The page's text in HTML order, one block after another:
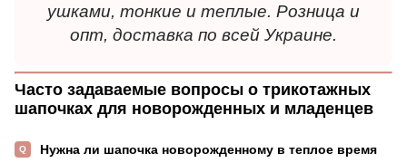
ушками, тонкие и теплые. Розница и
опт, доставка по всей Украине.
Часто задаваемые вопросы о трикотажных
шапочках для новорожденных и младенцев
Нужна ли шапочка новорожденному в теплое время